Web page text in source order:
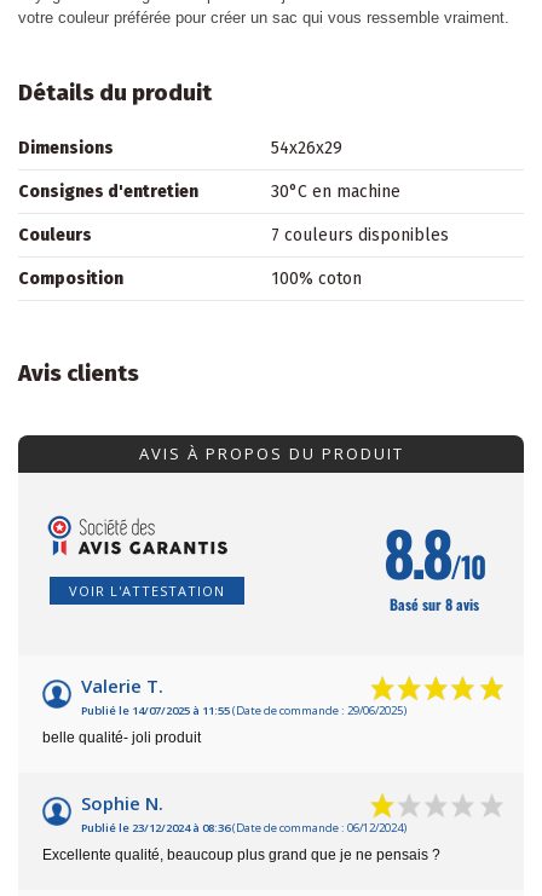
votre couleur préférée pour créer un sac qui vous ressemble vraiment.
Détails du produit
Dimensions 54x26x29
Consignes d'entretien 30°C en machine
Couleurs 7 couleurs disponibles
Composition 100% coton
Avis clients
AVIS À PROPOS DU PRODUIT
VOIR L'ATTESTATION 8.8/10
Basé sur 8 avis
Valerie T.
Publié le 14/07/2025 à 11:55(Date de commande : 29/06/2025)
belle qualité- joli produit
Sophie N.
Publié le 23/12/2024 à 08:36(Date de commande : 06/12/2024)
Excellente qualité, beaucoup plus grand que je ne pensais ?